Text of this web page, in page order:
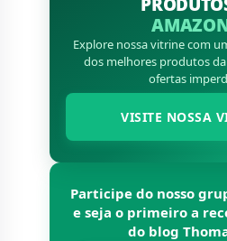
Explore nossa vitrine com
dos melhores produtos
ofertas
VISITE NOSSA
Participe do nosso
e seja o primeiro a
do blog